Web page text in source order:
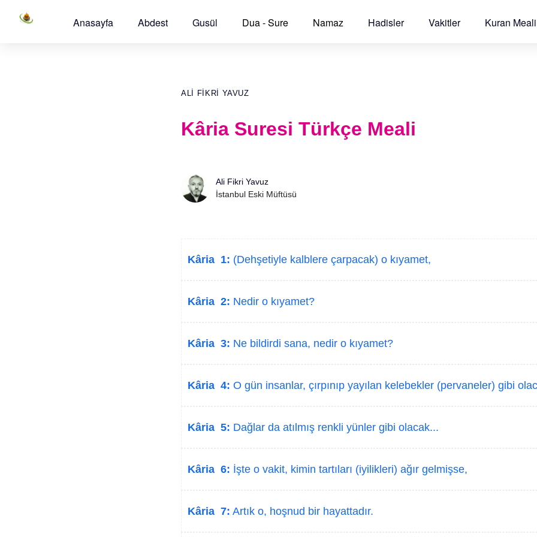
Anasayfa Abdest Gusül Dua - Sure Namaz Hadisler Vakitler Kuran Meali
ALI FIKRI YAVUZ
Kâria Suresi Türkçe Meali
Ali Fikri Yavuz
İstanbul Eski Müftüsü
Kâria 1: (Dehşetiyle kalblere çarpacak) o kıyamet,
Kâria 2: Nedir o kıyamet?
Kâria 3: Ne bildirdi sana, nedir o kıyamet?
Kâria 4: O gün insanlar, çırpınıp yayılan kelebekler (pervaneler) gibi
Kâria 5: Dağlar da atılmış renkli yünler gibi olacak...
Kâria 6: İşte o vakit, kimin tartıları (iyilikleri) ağır gelmişse,
Kâria 7: Artık o, hoşnud bir hayattadır.